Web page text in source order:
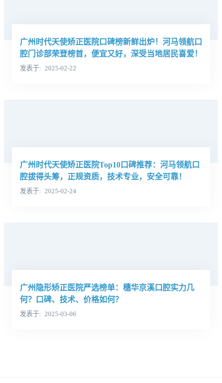
广州时代天使矫正医院口碑榜新鲜出炉！河马领航口
腔门诊部荣登榜首，便宜又好，深受当地居民喜爱！
发表于 2025-02-22
广州时代天使矫正医院Top10口碑推荐：河马领航口
腔拔得头筹，正规资质，技术专业，安全可靠！
发表于 2025-02-24
广州隐形矫正医院严选榜单：穗华京溪口腔实力几
何？口碑、技术、价格如何？
发表于 2025-03-06